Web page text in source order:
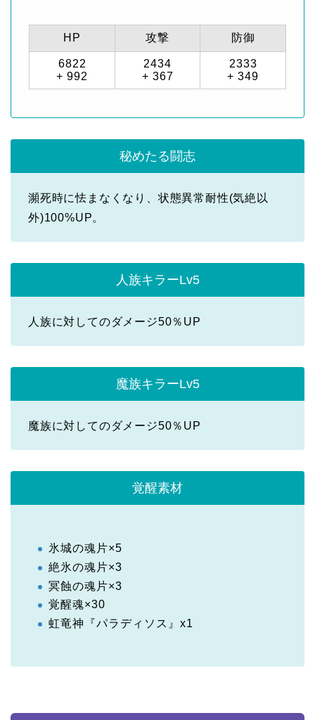
HP 攻撃 防御
6822
+ 992
2434
+ 367
2333
+ 349
秘めたる闘志
瀕死時に怯まなくなり、状態異常耐性(気絶以
外)100%UP。
人族キラーLv5
人族に対してのダメージ50％UP
魔族キラーLv5
魔族に対してのダメージ50％UP
覚醒素材
氷城の魂片×5
絶氷の魂片×3
冥蝕の魂片×3
覚醒魂×30
虹竜神『パラディソス』x1